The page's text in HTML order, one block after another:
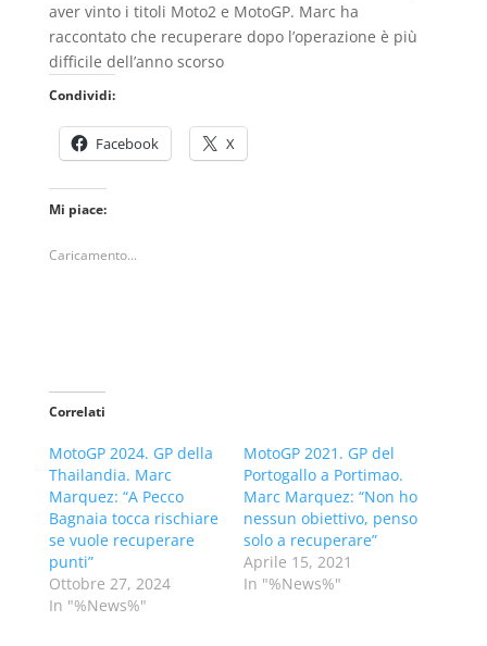
aver vinto i titoli Moto2 e MotoGP. Marc ha
raccontato che recuperare dopo l’operazione è più
difficile dell’anno scorso
Condividi:
Facebook X
Mi piace:
Caricamento...
Correlati
MotoGP 2024. GP della
Thailandia. Marc
Marquez: “A Pecco
Bagnaia tocca rischiare
se vuole recuperare
punti”
Ottobre 27, 2024
In "%News%"
MotoGP 2021. GP del
Portogallo a Portimao.
Marc Marquez: “Non ho
nessun obiettivo, penso
solo a recuperare”
Aprile 15, 2021
In "%News%"